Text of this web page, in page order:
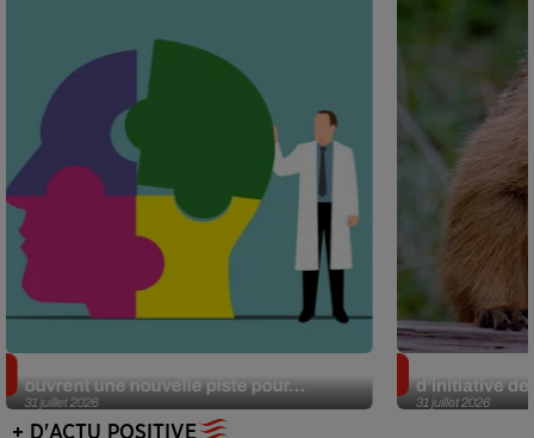
31 juillet 2026
ouvrent une nouvelle piste pour...
31 juillet 2026
d’initiative
+ D'ACTU POSITIVE